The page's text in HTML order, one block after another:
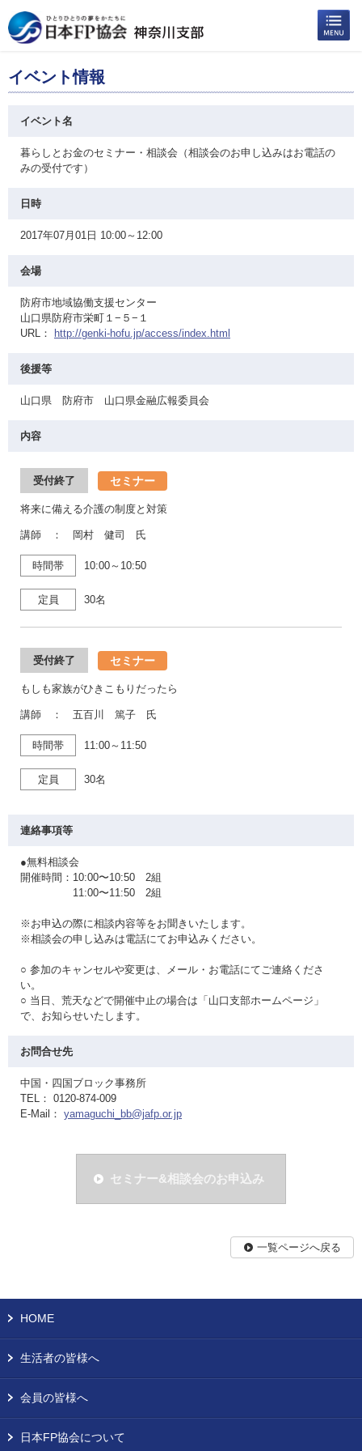
イベント情報
イベント名
暮らしとお金のセミナー・相談会（相談会のお申し込みはお電話の
みの受付です）
日時
2017年07月01日 10:00～12:00
会場
防府市地域協働支援センター
山口県防府市栄町１−５−１
URL：
http://genki-hofu.jp/access/index.html
後援等
山口県 防府市 山口県金融広報委員会
内容
受付終了 セミナー
将来に備える介護の制度と対策
講師 ： 岡村 健司 氏
時間帯 10:00～10:50
定員 30名
受付終了 セミナー
もしも家族がひきこもりだったら
講師 ： 五百川 篤子 氏
時間帯 11:00～11:50
定員 30名
連絡事項等
●無料相談会
開催時間：10:00〜10:50 2組
11:00〜11:50 2組
※お申込の際に相談内容等をお聞きいたします。
※相談会の申し込みは電話にてお申込みください。
○ 参加のキャンセルや変更は、メール・お電話にてご連絡くださ
い。
○ 当日、荒天などで開催中止の場合は「山口支部ホームページ」
で、お知らせいたします。
お問合せ先
中国・四国ブロック事務所
TEL： 0120-874-009
E-Mail： yamaguchi_bb@jafp.or.jp
セミナー&相談会のお申込み
一覧ページへ戻る
HOME
生活者の皆様へ
会員の皆様へ
日本FP協会について